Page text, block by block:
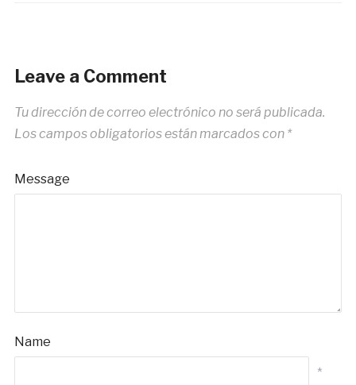
Leave a Comment
Tu dirección de correo electrónico no será publicada.
Los campos obligatorios están marcados con *
Message
Name
*